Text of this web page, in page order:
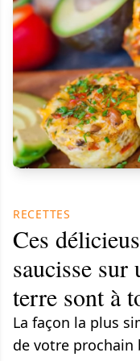
RECETTES
Ces
saucisse
terre sont à
La façon la plus
de votre prochain